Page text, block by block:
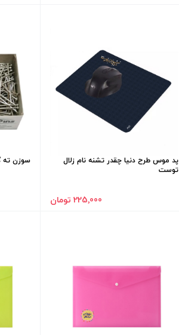
پد موس طرح دنیا چقدر تشنه نام زلال
توست
225٬000 تومان
سوزن ته